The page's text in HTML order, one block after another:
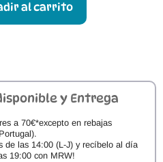
al carrito
y Entrega
a 70€*excepto en rebajas
de las 14:00 (L-J) y recíbelo al día
19:00 con MRW!